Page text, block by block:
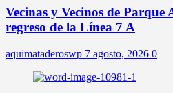
Vecinas y Vecinos de Parque
regreso de la Línea 7 A
aquimataderoswp 7 agosto, 2026 0